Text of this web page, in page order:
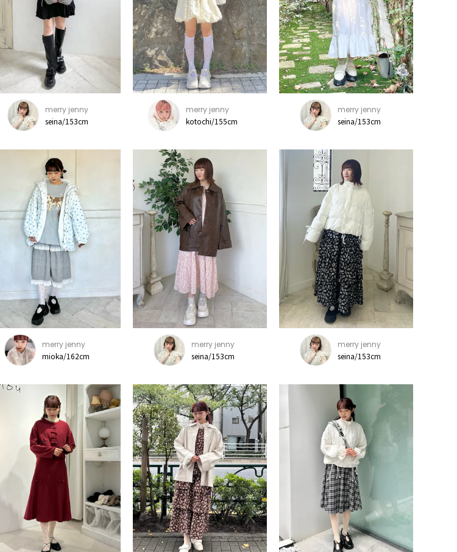
merry jenny
seina/153cm
merry jenny
kotochi/155cm
merry jenny
seina/153cm
merry jenny
mioka/162cm
merry jenny
seina/153cm
merry jenny
seina/153cm